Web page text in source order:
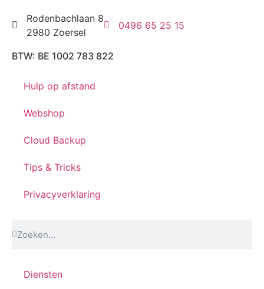
Rodenbachlaan 8
2980 Zoersel
0496 65 25 15
BTW: BE 1002 783 822
Hulp op afstand
Webshop
Cloud Backup
Tips & Tricks
Privacyverklaring
Diensten